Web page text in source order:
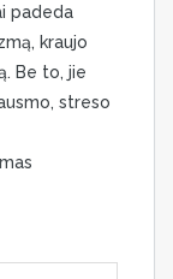
padeda
kraujo
Be to, jie
streso